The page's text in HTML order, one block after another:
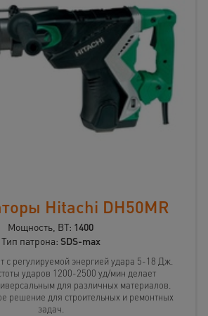
Hitachi DH50MR
Мощность, ВТ: 1400
Тип патрона: SDS-max
с регулируемой энергией удара 5-18 Дж.
ударов 1200-2500 уд/мин делает
для различных материалов.
решение для строительных и ремонтных
задач.